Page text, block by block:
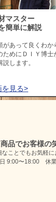
マスター
簡単に解説
があって良くわか
ためにＤＩＹ博士
します。
を見る>
品でお客様の
ことでも お気軽
9:00〜18:00 休